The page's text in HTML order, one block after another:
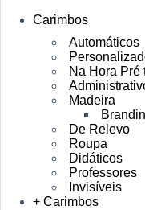
Carimbos
Automáticos
Na Hora Pré
Madeira
De Relevo
Roupa
Didáticos
Professores
Invisíveis
+ Carimbos